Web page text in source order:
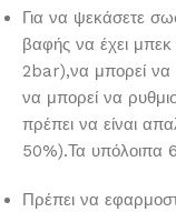
Για να ψεκάσετε
βαφής να έχει
2bar),να μπορεί να
να μπορεί να
πρέπει να είναι
50%).Τα υπόλοιπα 6
Πρέπει να